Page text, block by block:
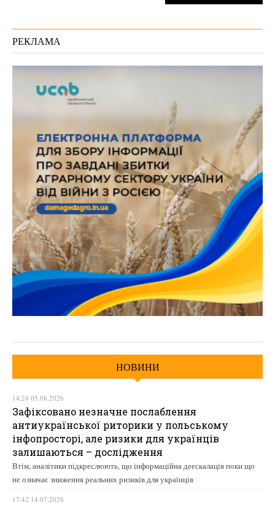
РЕКЛАМА
НОВИНИ
14:24 05.08.2026
Зафіксовано незначне послаблення
антиукраїнської риторики у польському
інфопросторі, але ризики для українців
залишаються – дослідження
Втім, аналітики підкреслюють, що інформаційна деескалація поки що
не означає зниження реальних ризиків для українців
17:42 14.07.2026